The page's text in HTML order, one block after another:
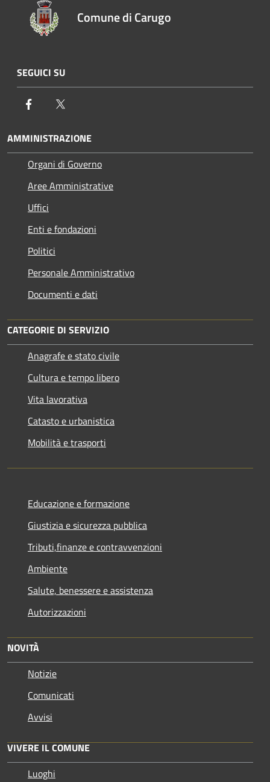
Comune di Carugo
SEGUICI SU
Facebook
AMMINISTRAZIONE
Organi di Governo
Aree Amministrative
Uffici
Enti e fondazioni
Politici
Personale Amministrativo
Documenti e dati
CATEGORIE DI SERVIZIO
Anagrafe e stato civile
Cultura e tempo libero
Vita lavorativa
Catasto e urbanistica
Mobilità e trasporti
Educazione e formazione
Giustizia e sicurezza pubblica
Tributi,finanze e contravvenzioni
Ambiente
Salute, benessere e assistenza
Autorizzazioni
NOVITÀ
Notizie
Comunicati
Avvisi
VIVERE IL COMUNE
Luoghi